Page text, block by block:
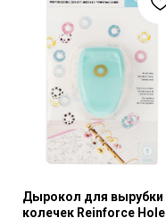
Дырокол для вырубки
колечек Reinforce Hole